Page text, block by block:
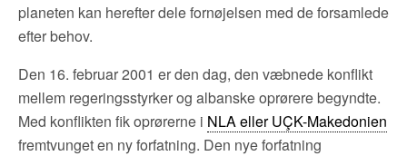
planeten kan herefter dele fornøjelsen med de forsamlede
efter behov.
Den 16. februar 2001 er den dag, den væbnede konflikt
mellem regeringsstyrker og albanske oprørere begyndte.
Med konflikten fik oprørerne i NLA eller UÇK-Makedonien
fremtvunget en ny forfatning. Den nye forfatning